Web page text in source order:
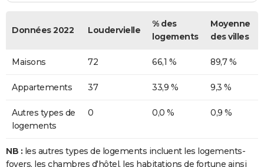
Données 2022 Loudervielle
% des
logements
Moyenne
des villes
Maisons 72 66,1 % 89,7 %
Appartements 37 33,9 % 9,3 %
Autres types de
logements
0 0,0 % 0,9 %
NB : les autres types de logements incluent les logements-
foyers, les chambres d'hôtel, les habitations de fortune ainsi